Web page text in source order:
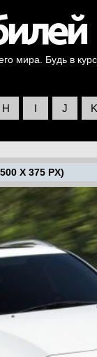
мира. Будь в
H I J K
X 375 PX)